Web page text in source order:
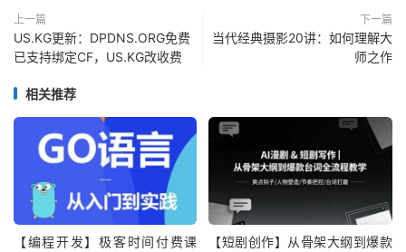
上一篇
US.KG更新：DPDNS.ORG免费
已支持绑定CF，US.KG改收费
下一篇
当代经典摄影20讲：如何理解大
师之作
相关推荐
【编程开发】极客时间付费课
【短剧创作】从骨架大纲到爆款